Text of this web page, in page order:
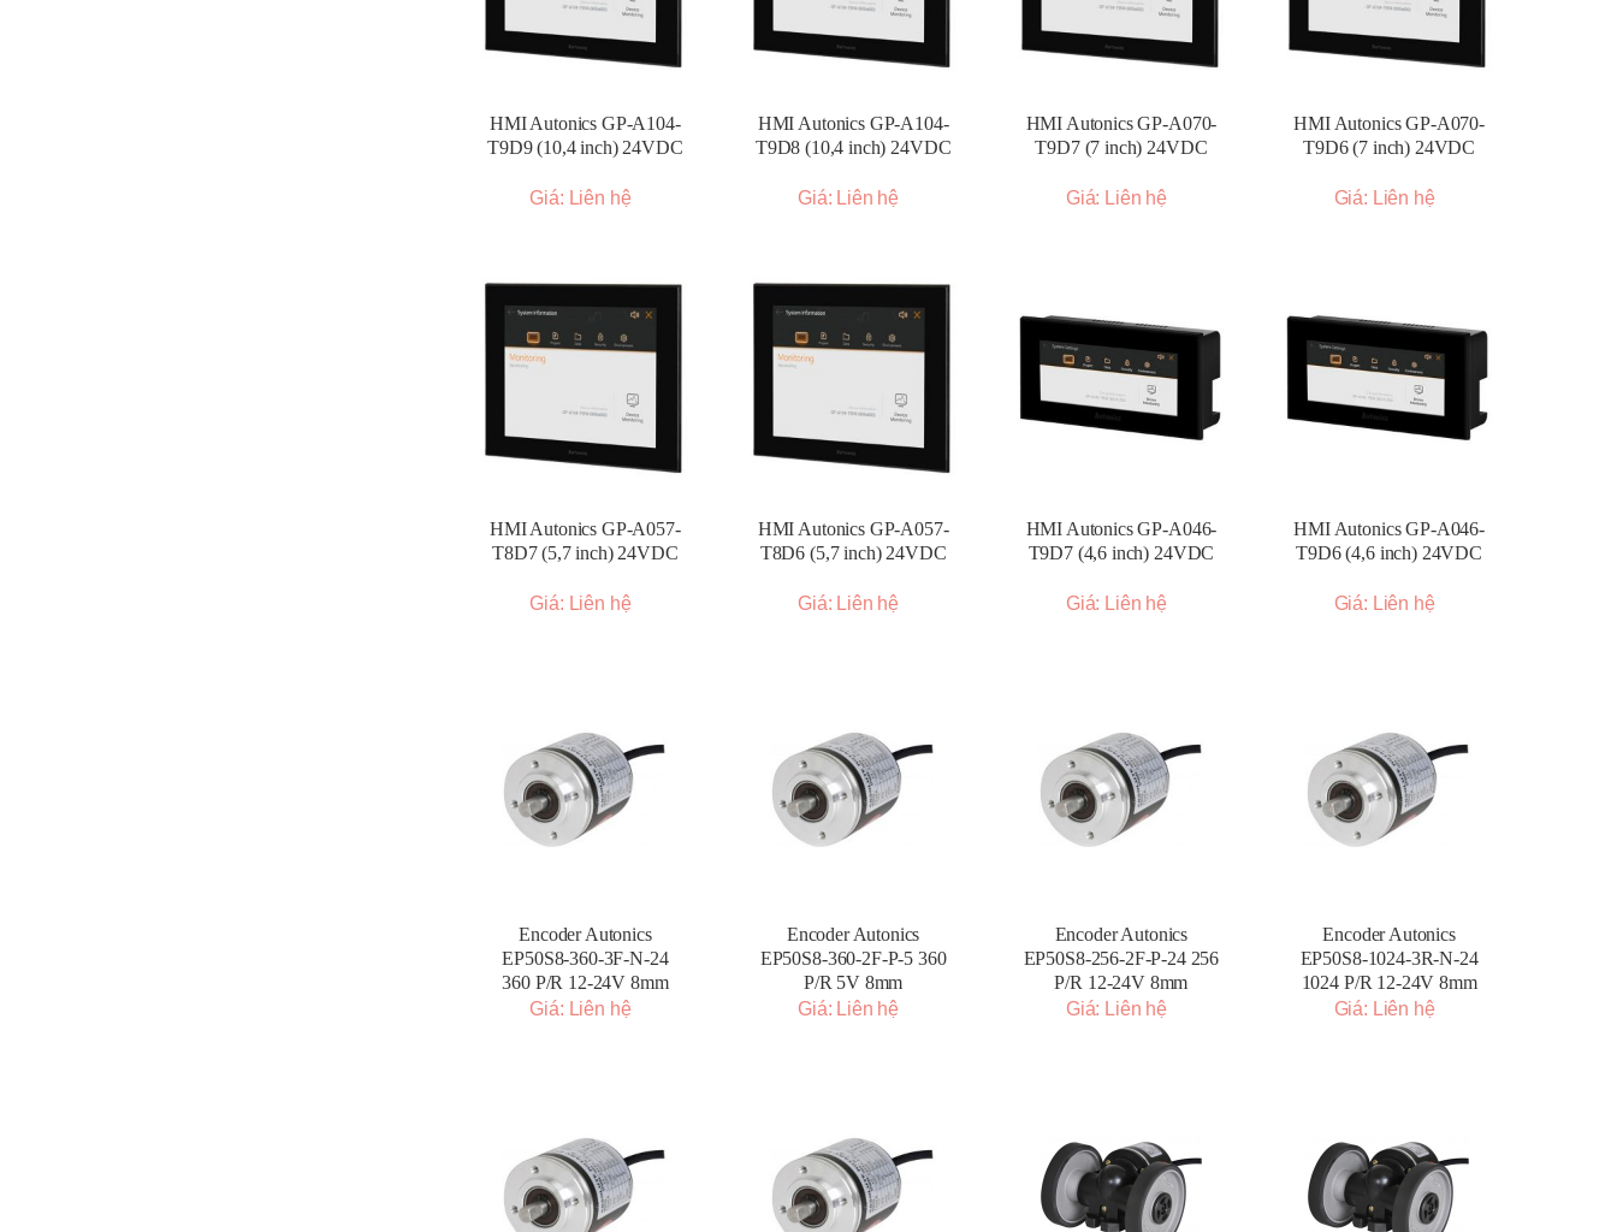
HMI Autonics GP-A104-
T9D9 (10,4 inch) 24VDC
Giá: Liên hệ
HMI Autonics GP-A104-
T9D8 (10,4 inch) 24VDC
Giá: Liên hệ
HMI Autonics GP-A070-
T9D7 (7 inch) 24VDC
Giá: Liên hệ
HMI Autonics GP-A070-
T9D6 (7 inch) 24VDC
Giá: Liên hệ
HMI Autonics GP-A057-
T8D7 (5,7 inch) 24VDC
Giá: Liên hệ
HMI Autonics GP-A057-
T8D6 (5,7 inch) 24VDC
Giá: Liên hệ
HMI Autonics GP-A046-
T9D7 (4,6 inch) 24VDC
Giá: Liên hệ
HMI Autonics GP-A046-
T9D6 (4,6 inch) 24VDC
Giá: Liên hệ
Encoder Autonics
EP50S8-360-3F-N-24
360 P/R 12-24V 8mm
Giá: Liên hệ
Encoder Autonics
EP50S8-360-2F-P-5 360
P/R 5V 8mm
Giá: Liên hệ
Encoder Autonics
EP50S8-256-2F-P-24 256
P/R 12-24V 8mm
Giá: Liên hệ
Encoder Autonics
EP50S8-1024-3R-N-24
1024 P/R 12-24V 8mm
Giá: Liên hệ